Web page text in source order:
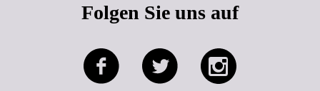
Folgen Sie uns auf